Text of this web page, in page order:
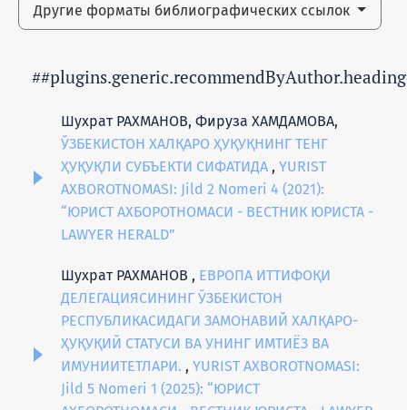
Другие форматы библиографических ссылок
Шухрат РАХМАНОВ, Фируза ХАМДАМОВА,
ЎЗБЕКИСТОН ХАЛҚАРО ҲУҚУҚНИНГ ТЕНГ
ҲУҚУҚЛИ СУБЪЕКТИ СИФАТИДА , YURIST
AXBOROTNOMASI: Jild 2 Nomeri 4 (2021):
“ЮРИСТ АХБОРОТНОМАСИ - ВЕСТНИК ЮРИСТА -
LAWYER HERALD”
Шухрат РАХМАНОВ , ЕВРОПА ИТТИФОҚИ
ДЕЛЕГАЦИЯСИНИНГ ЎЗБEКИСТОН
РEСПУБЛИКАСИДАГИ ЗАМОНАВИЙ ХАЛҚАРО-
ҲУҚУҚИЙ СТАТУСИ ВА УНИНГ ИМТИЁЗ ВА
ИМУНИИТEТЛАРИ. , YURIST AXBOROTNOMASI:
Jild 5 Nomeri 1 (2025): “ЮРИСТ